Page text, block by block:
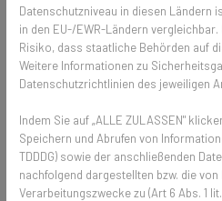
Insekten- und
Im Gegensatz zu herkömmlichen
aus dem französischen und bedeutet
Falttechnik entsteht auch der
Insektengitters. Als Insektenschutz
robust und pflegeleicht. Wie bereits
Datenschutzniveau in diesen Ländern
in den EU-/EWR-Ländern
Risiko, dass staatliche Behörden auf
Weitere Informationen zu
Datenschutzrichtlinien des jeweiligen
Indem Sie auf „ALLE ZULASSEN"
Speichern und Abrufen von
TDDDG) sowie der anschließenden
nachfolgend dargestellten bzw. die
Verarbeitungszwecke zu (Art 6 Abs. 1 lit.